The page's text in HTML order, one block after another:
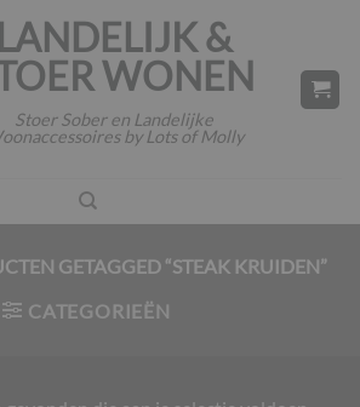
LANDELIJK &
WONEN
Stoer Sober en Landelijke
by Lots of Molly
GETAGGED “STEAK KRUIDEN”
CATEGORIEËN